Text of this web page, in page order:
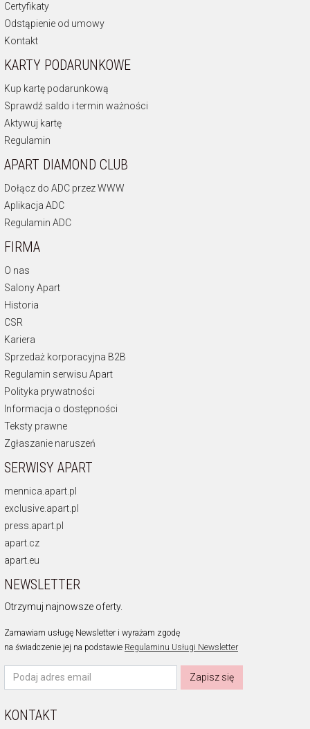
Certyfikaty
Odstąpienie od umowy
Kontakt
KARTY PODARUNKOWE
Kup kartę podarunkową
Sprawdź saldo i termin ważności
Aktywuj kartę
Regulamin
APART DIAMOND CLUB
Dołącz do ADC przez WWW
Aplikacja ADC
Regulamin ADC
FIRMA
O nas
Salony Apart
Historia
CSR
Kariera
Sprzedaż korporacyjna B2B
Regulamin serwisu Apart
Polityka prywatności
Informacja o dostępności
Teksty prawne
Zgłaszanie naruszeń
SERWISY APART
mennica.apart.pl
exclusive.apart.pl
press.apart.pl
apart.cz
apart.eu
NEWSLETTER
Otrzymuj najnowsze oferty.
Zamawiam usługę Newsletter i wyrażam zgodę
na świadczenie jej na podstawie Regulaminu Usługi Newsletter
Zapisz się
KONTAKT